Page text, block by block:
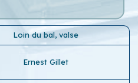
Loin du bal, valse
Ernest Gillet